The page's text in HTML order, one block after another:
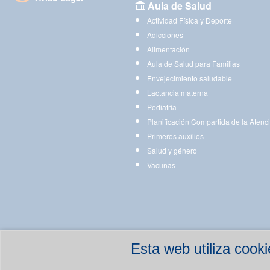
Esta web utiliza
Aula de Salud
Actividad Física y Deporte
Adicciones
Alimentación
Aula de Salud para Familias
Envejecimiento saludable
Lactancia materna
Pediatría
Planificación Compartida de la
Primeros auxilios
Salud y género
Vacunas